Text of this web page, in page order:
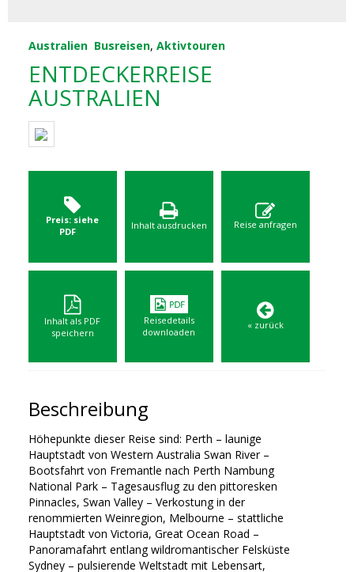
Australien Busreisen, Aktivtouren
ENTDECKERREISE
AUSTRALIEN
Preis: siehe
PDF
Inhalt ausdrucken Reise anfragen
Inhalt als PDF
speichern
Reisedetails
downloaden
« zurück
Beschreibung
Höhepunkte dieser Reise sind: Perth – launige
Hauptstadt von Western Australia Swan River –
Bootsfahrt von Fremantle nach Perth Nambung
National Park – Tagesausflug zu den pittoresken
Pinnacles, Swan Valley – Verkostung in der
renommierten Weinregion, Melbourne – stattliche
Hauptstadt von Victoria, Great Ocean Road –
Panoramafahrt entlang wildromantischer Felsküste
Sydney – pulsierende Weltstadt mit Lebensart,